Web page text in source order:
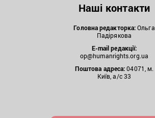
Наші контакти
Головна редакторка:Ольга
Падірякова
E-mail редакції:
op@humanrights.org.ua
Поштова адреса:04071, м.
Київ, а/с 33